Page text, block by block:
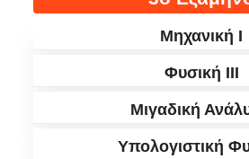
Μηχανική I
Φυσική III
Μιγαδική
Υπολογιστική